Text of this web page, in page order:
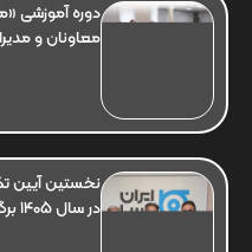
دوره آموزشی
معاونان و
نخستین آیین
در سال 1405 برگزار شد